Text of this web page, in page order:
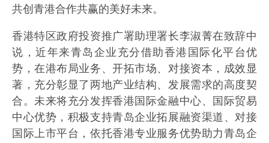
共创青港合作共赢的美好未来。
香港特区政府投资推广署助理署长李淑菁在致辞中
说，近年来青岛企业充分借助香港国际化平台优
势，在港布局业务、开拓市场、对接资本，成效显
著，充分彰显了两地产业结构、发展需求的高度契
合。未来将充分发挥香港国际金融中心、国际贸易
中心优势，积极支持青岛企业拓展融资渠道、对接
国际上市平台，依托香港专业服务优势助力青岛企